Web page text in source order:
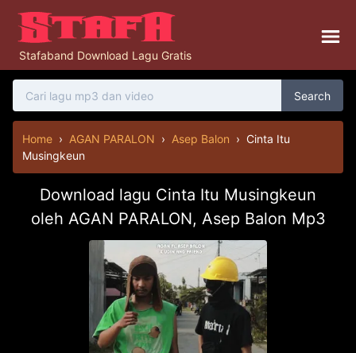
Stafaband Download Lagu Gratis
Search
Home › AGAN PARALON › Asep Balon › Cinta Itu
Musingkeun
Download lagu Cinta Itu Musingkeun
oleh AGAN PARALON, Asep Balon Mp3